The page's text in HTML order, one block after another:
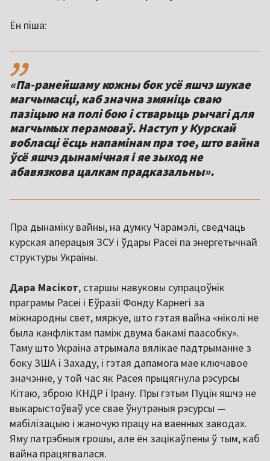
Ён піша:
,,
«Па-ранейшаму кожны бок усё яшчэ шукае
магчымасці, каб значна змяніць сваю
пазіцыю на полі бою і стварыць рычагі для
магчымых перамоваў. Наступ у Курскай
вобласці ёсць напамінам пра тое, што вайна
ўсё яшчэ дынамічная і яе зыход не
абавязкова цалкам прадказальны».
Пра дынаміку вайны, на думку Чарамэлі, сведчаць
курская аперацыя ЗСУ і ўдары Расеі па энергетычнай
структуры Украіны.
Дара Масікот, старшы навуковы супрацоўнік
праграмы Расеі і Еўразіі Фонду Карнегі за
міжнародны свет, мяркуе, што гэтая вайна «ніколі не
была канфліктам паміж двума бакамі паасобку».
Таму што Украіна атрымала вялікае падтрыманне з
боку ЗША і Захаду, і гэтая дапамога мае ключавое
значэнне, у той час як Расея прыцягнула рэсурсы
Кітаю, зброю КНДР і Ірану. Пры гэтым Пуцін яшчэ не
выкарыстоўваў усе свае ўнутраныя рэсурсы —
мабілізацыю і жаночую працу на ваенных заводах.
Яму патрэбныя грошы, але ён зацікаўлены ў тым, каб
вайна працягвалася.